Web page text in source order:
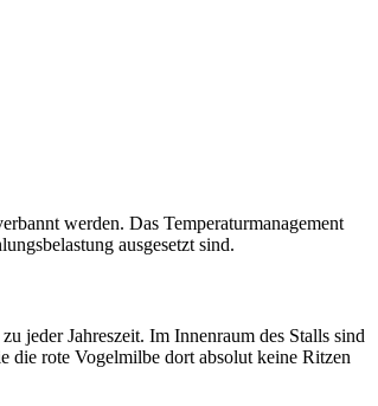
werden. Das Temperaturmanagement
ausgesetzt sind.
jeder Jahreszeit. Im Innenraum des Stalls sind
die rote Vogelmilbe dort absolut keine Ritzen